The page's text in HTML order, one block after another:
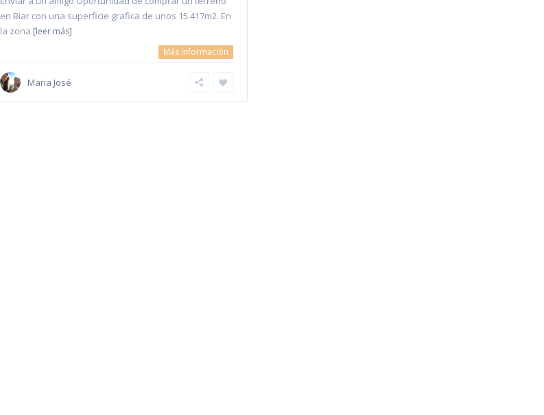
en Biar con una superficie grafica de unos 15.417m2. En
la zona [leer más]
Más información
Maria José